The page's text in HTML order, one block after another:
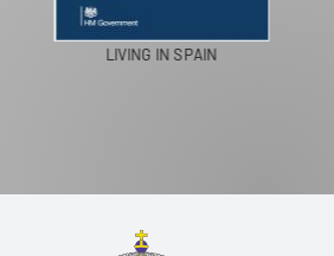
PASEOS EN CAMELLO